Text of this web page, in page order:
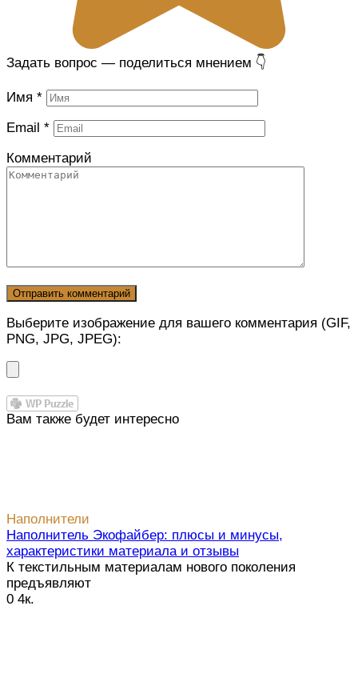
Задать вопрос — поделиться мнением 👇
Имя *
Email *
Комментарий
Выберите изображение для вашего комментария (GIF,
PNG, JPG, JPEG):
Вам также будет интересно
Наполнители
Наполнитель Экофайбер: плюсы и минусы,
характеристики материала и отзывы
К текстильным материалам нового поколения
предъявляют
0 4к.